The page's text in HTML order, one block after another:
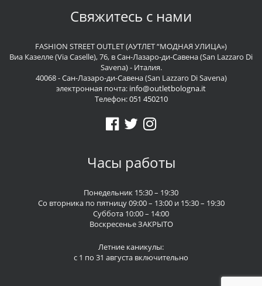
Свяжитесь с нами
FASHION STREET OUTLET (АУТЛЕТ “МОДНАЯ УЛИЦА»)
Виа Казелле (Via Caselle), 76, в Сан-Лазаро-ди-Савена (San Lazzaro Di
Savena) - Италия.
40068 - Сан-Лазаро-ди-Савена (San Lazzaro Di Savena)
электронная почта: info@outletbologna.it
Телефон:051 450210
Часы работы
Понедельник 15:30 – 19:30
Со вторника по пятницу 09:00 – 13:00 и 15:30 – 19:30
Суббота 10:00 – 14:00
Воскресенье ЗАКРЫТО
Летние каникулы:
с 1 по 31 августа включительно